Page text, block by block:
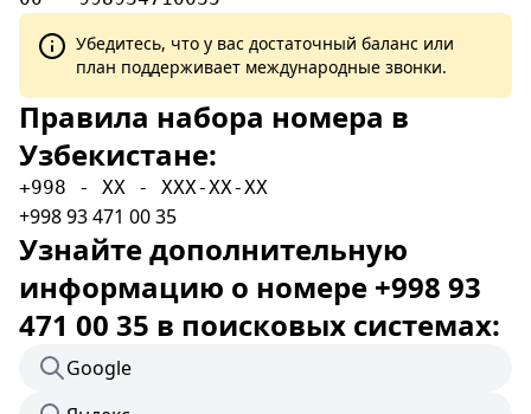
Убедитесь, что у вас достаточный баланс или
план поддерживает международные звонки.
Правила набора номера в
Узбекистане:
+998 - XX - XXX-XX-XX
+998 93 471 00 35
Узнайте дополнительную
информацию о номере +998 93
471 00 35 в поисковых системах:
Google